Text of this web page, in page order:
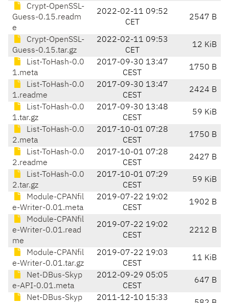
Crypt-OpenSSL-
Guess-0.15.readm
e
2022-02-11 09:52
CET
2547 B
Crypt-OpenSSL-
Guess-0.15.tar.gz
2022-02-11 09:53
CET
12 KiB
List-ToHash-0.0
1.meta
2017-09-30 13:47
CEST
1750 B
List-ToHash-0.0
1.readme
2017-09-30 13:47
CEST
2424 B
List-ToHash-0.0
1.tar.gz
2017-09-30 13:48
CEST
59 KiB
List-ToHash-0.0
2.meta
2017-10-01 07:28
CEST
1750 B
List-ToHash-0.0
2.readme
2017-10-01 07:28
CEST
2427 B
List-ToHash-0.0
2.tar.gz
2017-10-01 07:29
CEST
59 KiB
Module-CPANfil
e-Writer-0.01.meta
2019-07-22 19:02
CEST
1902 B
Module-CPANfil
e-Writer-0.01.read
me
2019-07-22 19:02
CEST
2212 B
Module-CPANfil
e-Writer-0.01.tar.gz
2019-07-22 19:03
CEST
11 KiB
Net-DBus-Skyp
e-API-0.01.meta
2012-09-29 05:05
CEST
647 B
Net-DBus-Skyp
2011-12-10 15:33